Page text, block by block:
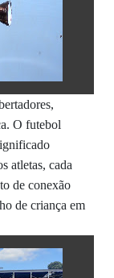
O futebol
atletas, cada
de conexão
de criança em